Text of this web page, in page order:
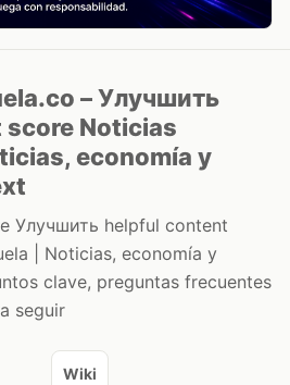
– Улучшить
Noticias
economía y
Улучшить helpful content
| Noticias, economía y
clave, preguntas frecuentes
seguir
Wiki